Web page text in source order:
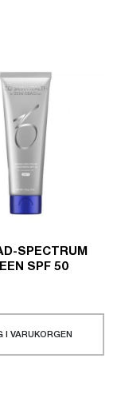
SPECTRUM
SPF 50
I VARUKORGEN